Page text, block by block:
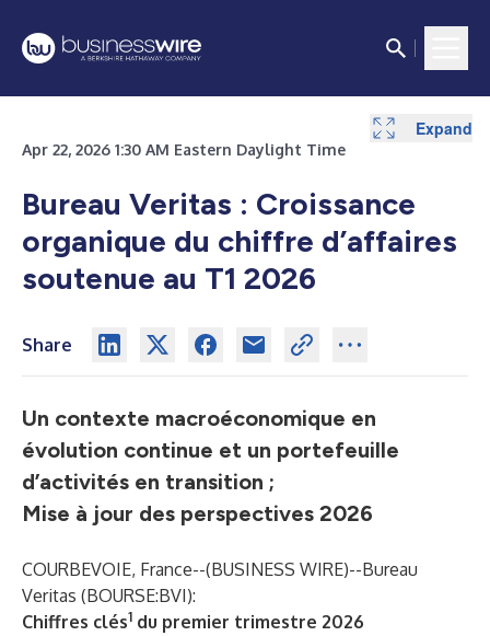
Apr 22, 2026 1:30 AM Eastern Daylight Time
Bureau Veritas : Croissance
organique du chiffre d’affaires
soutenue au T1 2026
Share
Un contexte macroéconomique en
évolution continue et un portefeuille
d’activités en transition ;
Mise à jour des perspectives 2026
COURBEVOIE, France--(BUSINESS WIRE)--Bureau
Veritas (BOURSE:BVI):
Chiffres clés1 du premier trimestre 2026
Expand
Expand
Expand
Expand
Expand
Expand
Expand
Expand
Expand
Expand
Expand